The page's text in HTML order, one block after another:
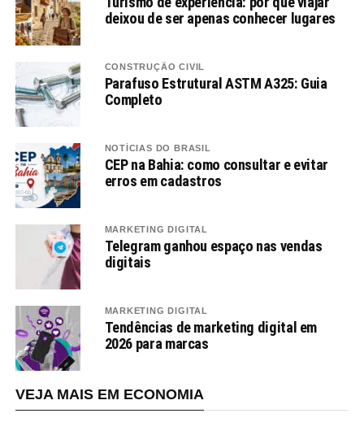
deixou de ser apenas conhecer lugares
CONSTRUÇÃO CIVIL
Parafuso Estrutural ASTM A325: Guia
Completo
NOTÍCIAS DO BRASIL
CEP na Bahia: como consultar e evitar
erros em cadastros
MARKETING DIGITAL
Telegram ganhou espaço nas vendas
digitais
MARKETING DIGITAL
Tendências de marketing digital em
2026 para marcas
VEJA MAIS EM ECONOMIA